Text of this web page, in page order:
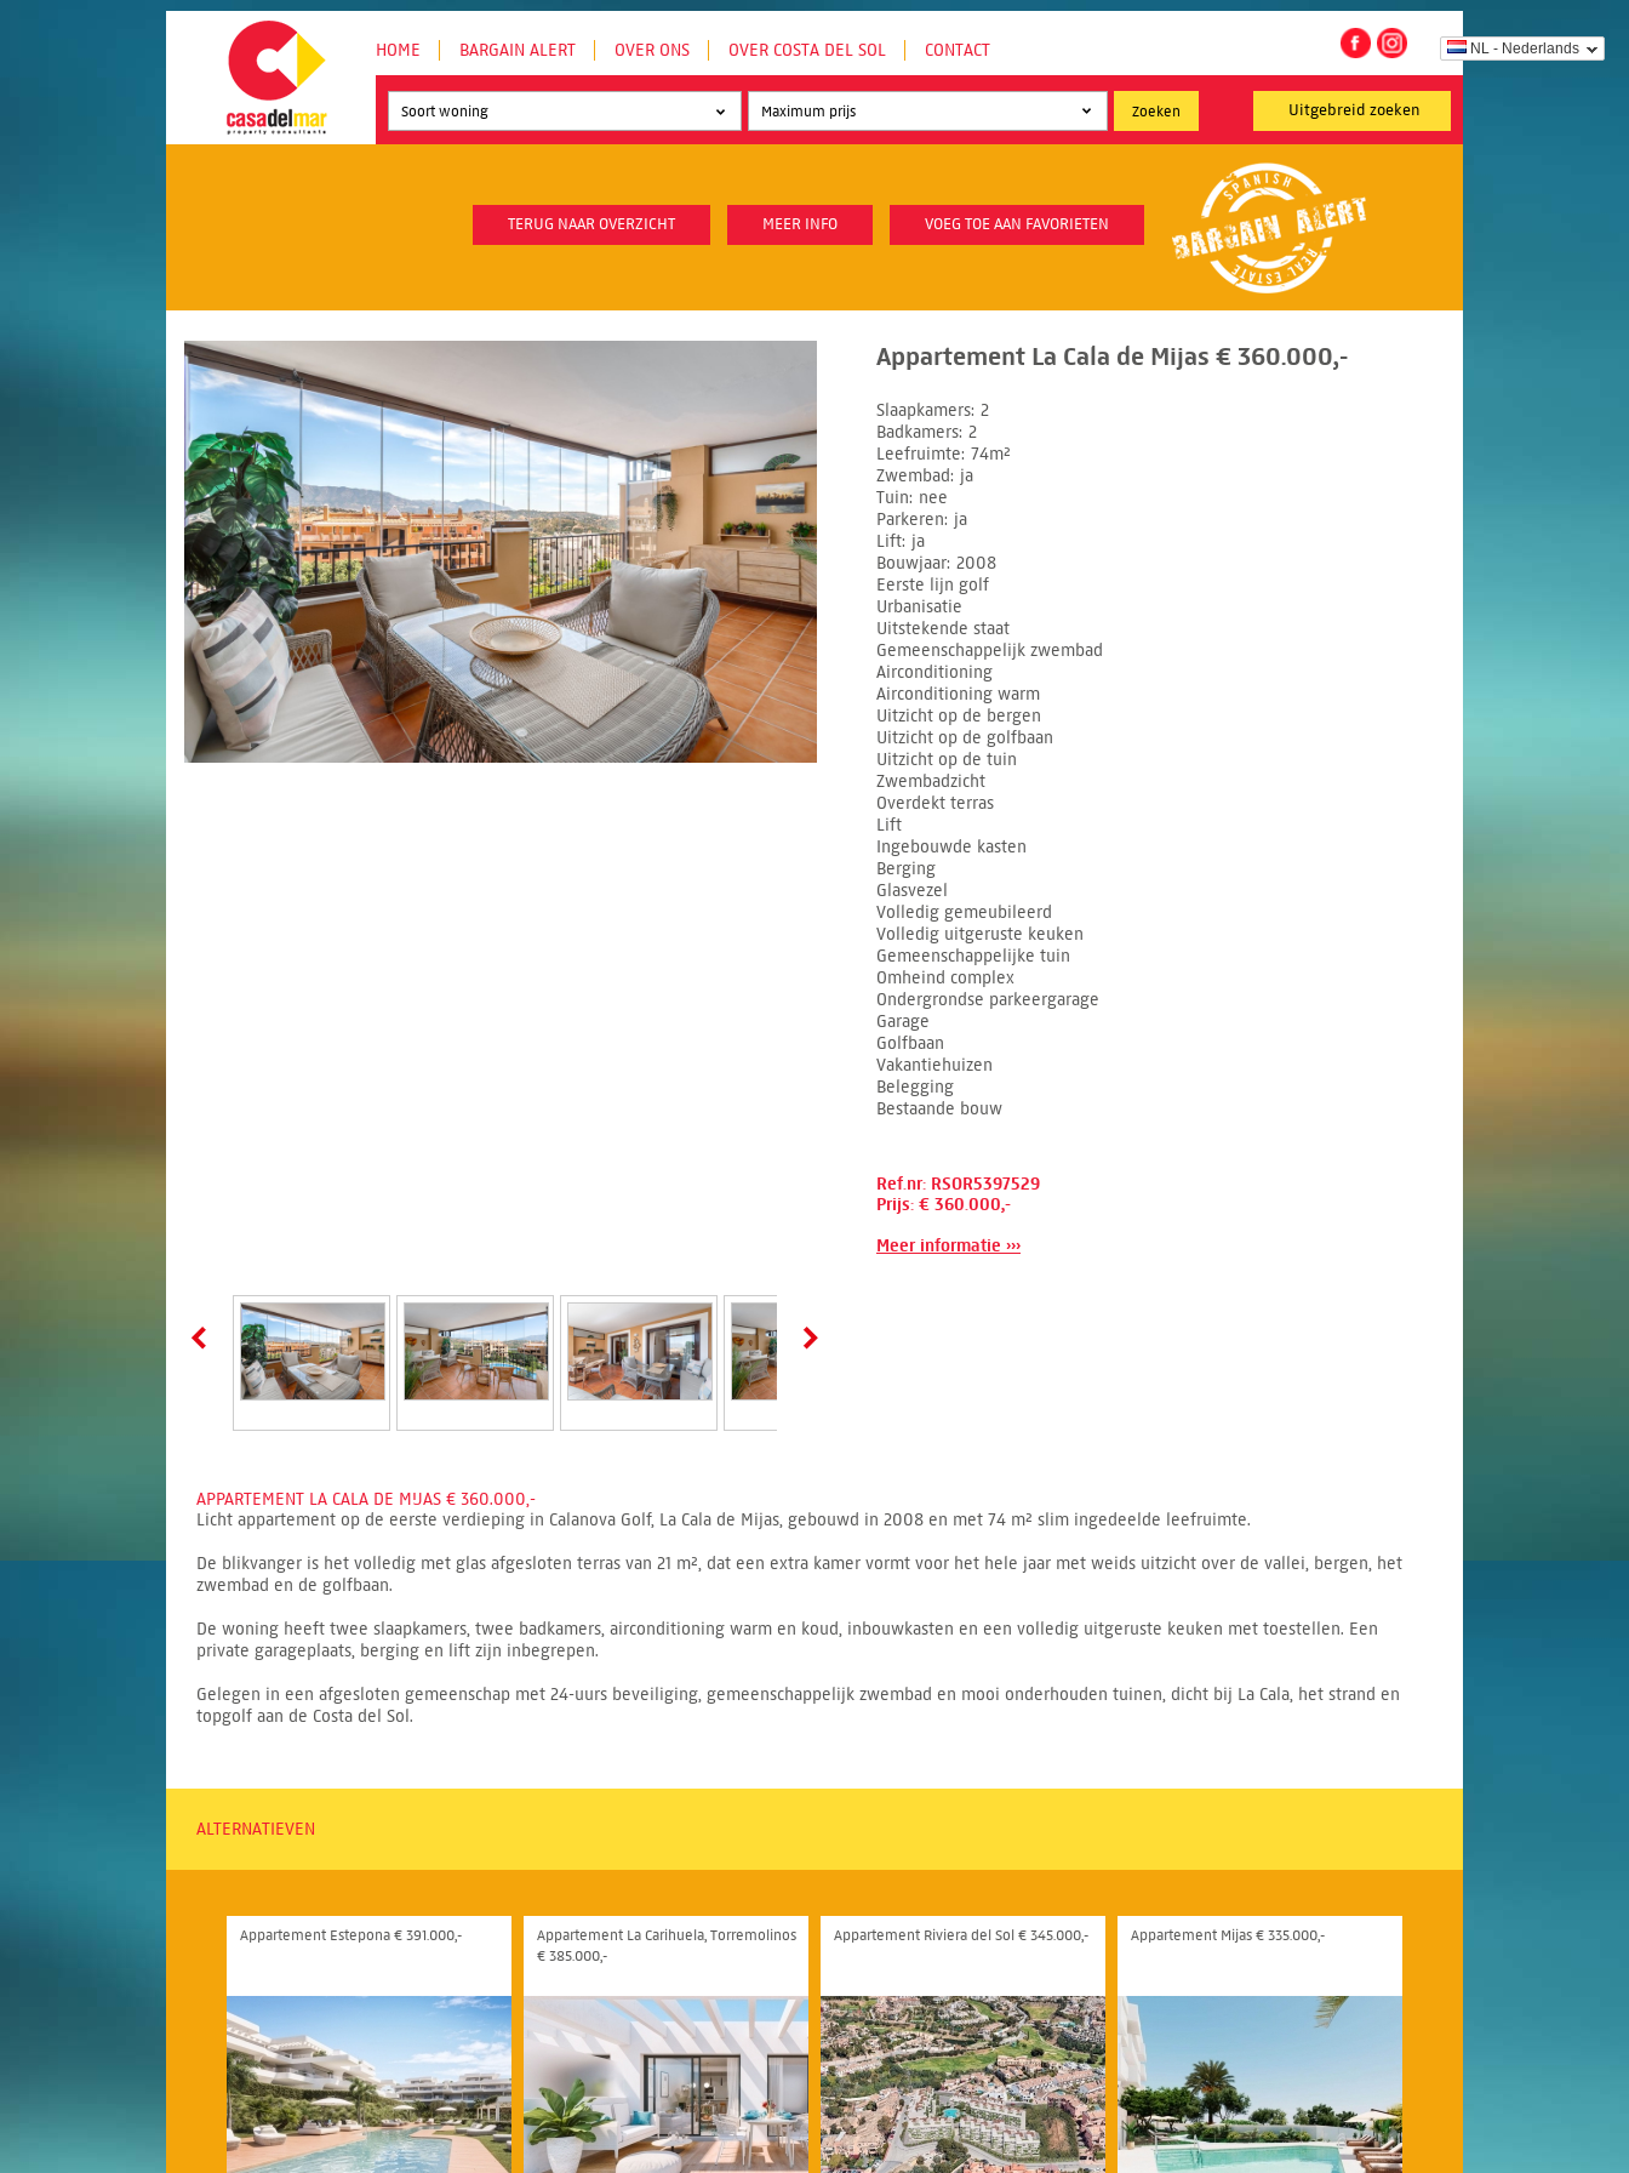
NL - Nederlands
HOME BARGAIN ALERT OVER ONS OVER COSTA DEL SOL CONTACT
Uitgebreid zoeken
Soort woning
TERUG NAAR OVERZICHT MEER INFO VOEG TOE AAN FAVORIETEN
Appartement La Cala de Mijas € 360.000,-
Slaapkamers 2
Badkamers 2
Leefruimte 74m²
Zwembad
ja
Tuin nee
Parkeren ja
Lift ja
Bouwjaar 2008
Eerste lijn golf
Urbanisatie
Uitstekende staat
Gemeenschappelijk zwembad
Airconditioning
Airconditioning warm
Uitzicht op de bergen
Uitzicht op de golfbaan
Uitzicht op de tuin
Zwembadzicht
Overdekt terras
Lift
Ingebouwde kasten
Berging
Glasvezel
Volledig gemeubileerd
Volledig uitgeruste keuken
Gemeenschappelijke tuin
Omheind complex
Ondergrondse parkeergarage
Garage
Golfbaan
Vakantiehuizen
Belegging
Bestaande bouw
Ref.nr: RSOR5397529
Prijs: € 360.000,-
Meer informatie ›››
APPARTEMENT LA CALA DE MIJAS € 360.000,-
Licht appartement op de eerste verdieping in Calanova Golf, La Cala de Mijas, gebouwd in 2008 en met 74 m² slim ingedeelde leefruimte.
De blikvanger is het volledig met glas afgesloten terras van 21 m², dat een extra kamer vormt voor het hele jaar met weids uitzicht over de vallei, bergen, het
zwembad en de golfbaan.
De woning heeft twee slaapkamers, twee badkamers, airconditioning warm en koud, inbouwkasten en een volledig uitgeruste keuken met toestellen. Een
private garageplaats, berging en lift zijn inbegrepen.
Gelegen in een afgesloten gemeenschap met 24-uurs beveiliging, gemeenschappelijk zwembad en mooi onderhouden tuinen, dicht bij La Cala, het strand en
topgolf aan de Costa del Sol.
ALTERNATIEVEN
Appartement Estepona € 391.000,-
Appartement La Carihuela, Torremolinos
€ 385.000,-
Appartement Riviera del Sol € 345.000,- Appartement Mijas € 335.000,-